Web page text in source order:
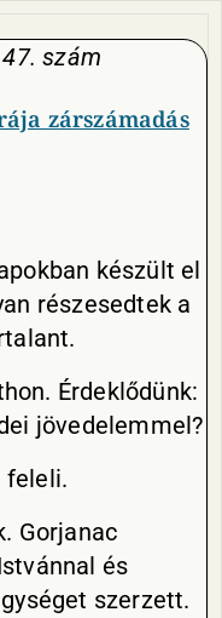
szám
zárszámadás
készült el
részesedtek a
Érdeklődünk:
jövedelemmel?
feleli.
Gorjanac
és
szerzett.